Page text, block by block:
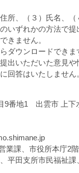
所、（３）氏名、（
ずれかの方法で提
きません。
ウンロードできま
いただいた意見や
回答はいたしません
地1 出雲市 上下
、市役所本庁2階
平田支所市民福祉